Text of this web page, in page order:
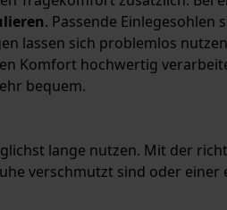
. Passende Einlegesohlen
lassen sich problemlos
Komfort hochwertig
bequem.
lange nutzen. Mit der
verschmutzt sind oder einer